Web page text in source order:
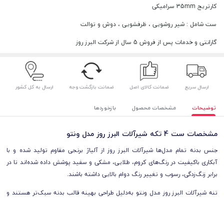
کارتریج 35mm سرامیکی
ست شامل : شیر روشویی ، ظرفشویی ، دوش و توالت
گارانتی و خدمات پس از فروش 5 سال از شرکت البرز روز
ارسال سریع ضمانت کالای اصل ضمانت بازگشت وجه ارسال به کل کشور
توضیحات مشخصات محصول بازخوردها
مشخصات ست 4 تکه شیرآلات البرز روز مدل ونتو
جنس بدنه تمام مدل‌ها شیرآلات البرز روز از آلیاژ برنجی مقاوم تولید شده و با
آبکاری باکیفیت در رنگ‌های کروم، طلایی، مشکی و سفید پوشش داده شده‌اند تا در
برابر زنگ‌زدگی، رسوب و تغییر رنگ دوام بالایی داشته باشند.
تنه‌ شیرآلات البرز روز مدل ونتو به‌دلیل طراحی بهینه قالب بدنه سبک‌تر هستند و